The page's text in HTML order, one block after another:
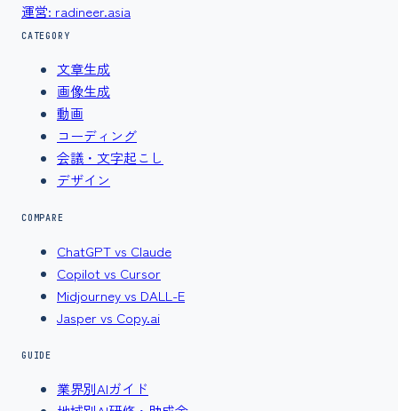
運営: radineer.asia
CATEGORY
文章生成
画像生成
動画
コーディング
会議・文字起こし
デザイン
COMPARE
ChatGPT vs Claude
Copilot vs Cursor
Midjourney vs DALL-E
Jasper vs Copy.ai
GUIDE
業界別AIガイド